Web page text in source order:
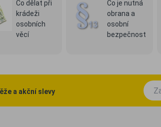
Co dělat při
krádeži
osobních
věcí
Co je nutná
obrana a
osobní
bezpečnost
a akční slevy